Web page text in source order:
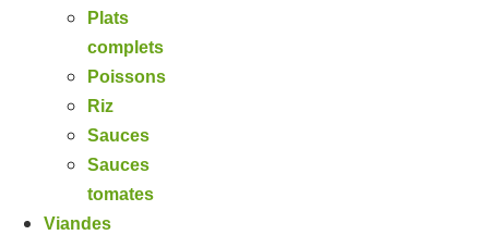
Plats
complets
Poissons
Riz
Sauces
Sauces
tomates
Viandes